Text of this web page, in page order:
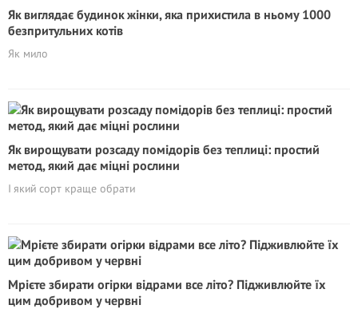
Як виглядає будинок жінки, яка прихистила в ньому 1000
безпритульних котів
Як мило
Як вирощувати розсаду помідорів без теплиці: простий
метод, який дає міцні рослини
І який сорт краще обрати
Мрієте збирати огірки відрами все літо? Підживлюйте їх
цим добривом у червні